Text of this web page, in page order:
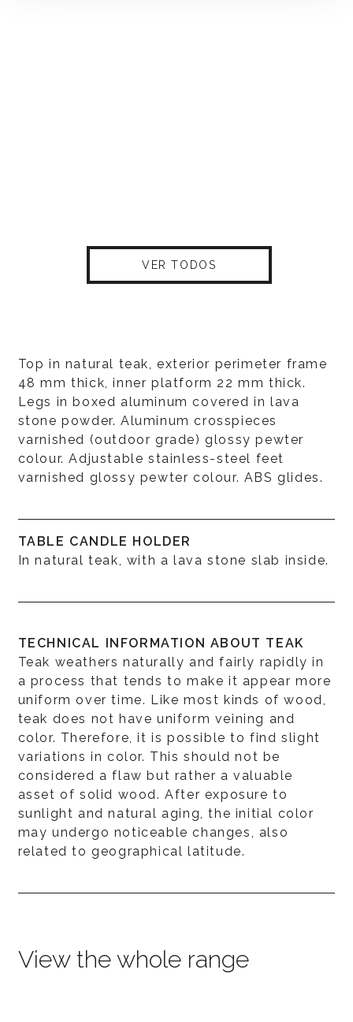
VER TODOS
Top in natural teak, exterior perimeter frame
48 mm thick, inner platform 22 mm thick.
Legs in boxed aluminum covered in lava
stone powder. Aluminum crosspieces
varnished (outdoor grade) glossy pewter
colour. Adjustable stainless-steel feet
varnished glossy pewter colour. ABS glides.
TABLE CANDLE HOLDER
In natural teak, with a lava stone slab inside.
TECHNICAL INFORMATION ABOUT TEAK
Teak weathers naturally and fairly rapidly in
a process that tends to make it appear more
uniform over time. Like most kinds of wood,
teak does not have uniform veining and
color. Therefore, it is possible to find slight
variations in color. This should not be
considered a flaw but rather a valuable
asset of solid wood. After exposure to
sunlight and natural aging, the initial color
may undergo noticeable changes, also
related to geographical latitude.
View the whole range